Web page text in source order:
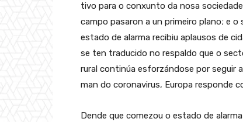
tivo para o conxunto da nosa
campo pasaron a un primeiro plano; e
estado de alarma recibiu aplausos de
se ten traducido no respaldo que o
rural continúa esforzándose por seguir
man do coronavirus, Europa responde
Dende que comezou o estado de